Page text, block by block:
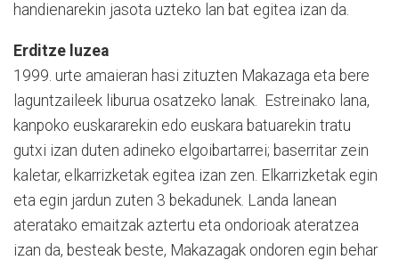
handienarekin jasota uzteko lan bat egitea izan da.
Erditze luzea
1999. urte amaieran hasi zituzten Makazaga eta bere
laguntzaileek liburua osatzeko lanak. Estreinako lana,
kanpoko euskararekin edo euskara batuarekin tratu
gutxi izan duten adineko elgoibartarrei; baserritar zein
kaletar, elkarrizketak egitea izan zen. Elkarrizketak egin
eta egin jardun zuten 3 bekadunek. Landa lanean
ateratako emaitzak aztertu eta ondorioak ateratzea
izan da, besteak beste, Makazagak ondoren egin behar